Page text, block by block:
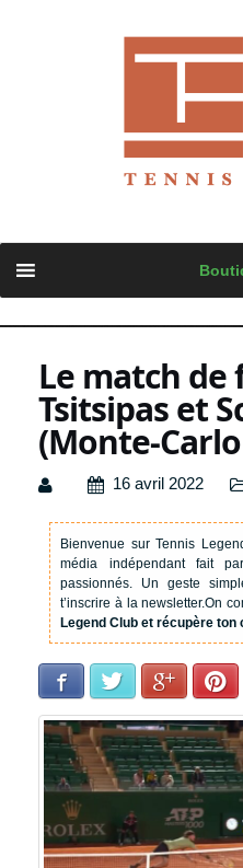
content
Le match
Tsitsipas et
(Monte-
16 avril 2022
Bienvenue sur Tennis
média indépendant fait
passionnés. Un geste
t’inscrire à la newsletter.On
Legend Club et récupère ton
Facebook Twitter Google+